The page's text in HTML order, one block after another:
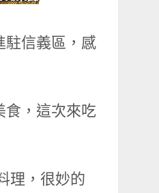
駐信義區，感
食，這次來吃
理，很妙的